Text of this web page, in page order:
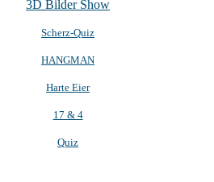
3D Bilder Show
Scherz-Quiz
HANGMAN
Harte Eier
17 & 4
Quiz